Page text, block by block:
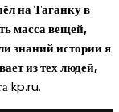
на Таганку в
масса вещей,
знаний истории я
из тех людей,
kp.ru.